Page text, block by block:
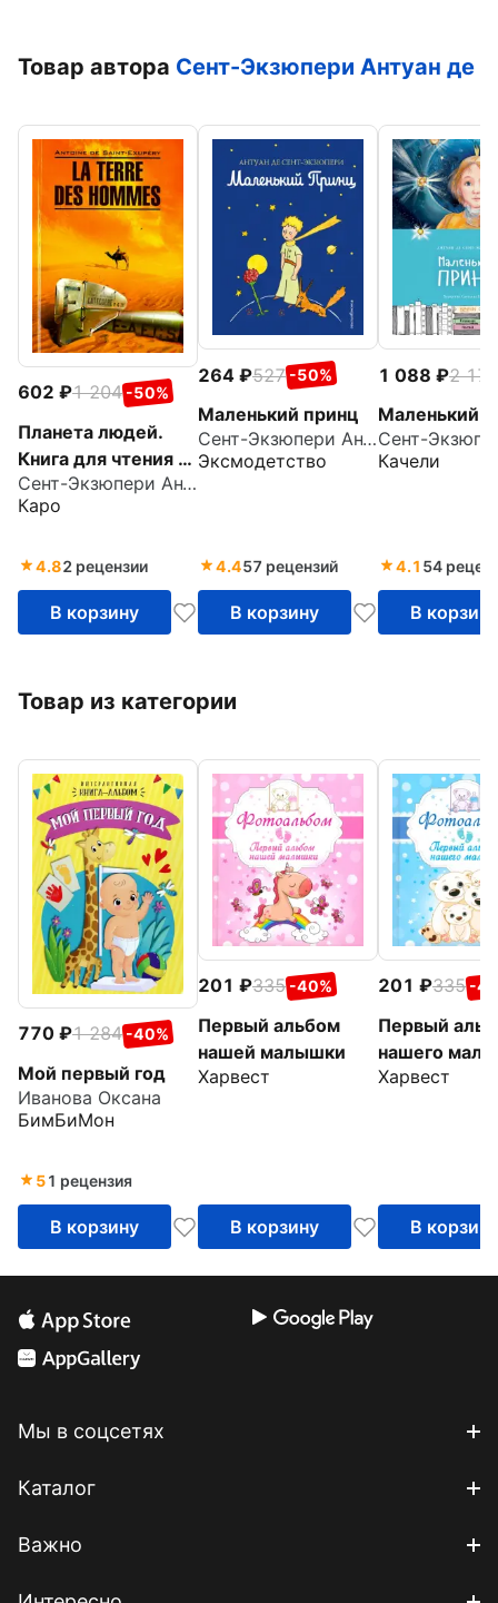
Товар автора Сент-Экзюпери Антуан де
602 1 204 -50%
Планета людей.
Книга для чтения на
французском
языке.
текст
Сент-Экзюпери Антуан де
Каро
4.82 рецензии
В корзину
264 527 -50%
Маленький принц
Сент-Экзюпери Антуан де
Эксмодетство
4.457 рецензий
В корзину
1 088
2 175
Маленький
Качели
4.1 54
В корзину
Товар из категории
770 1 284 -40%
Мой первый год
Иванова Оксана
БимБиМон
51 рецензия
В корзину
201 335 -40%
Первый альбом
нашей малышки
Харвест
В корзину
201 335 -
Первый
нашего
Харвест
В корзину
Мы в соцсетях
Каталог
Важно